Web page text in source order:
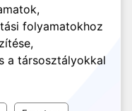
folyamatokhoz
a társosztályokkal